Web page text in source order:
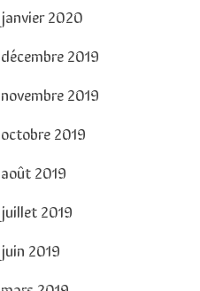
janvier 2020
décembre 2019
novembre 2019
octobre 2019
août 2019
juillet 2019
juin 2019